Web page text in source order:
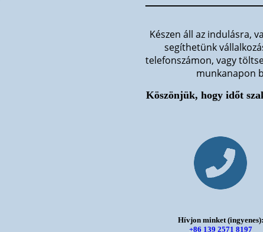
Készen áll az indulásra,
segíthetünk
telefonszámon, vagy
munkanapon
Köszönjük, hogy időt
Hívjon minket (ingyenes):
+86 139 2571 8197